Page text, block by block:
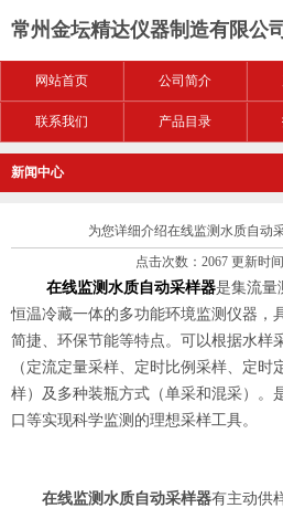
常州金坛精达仪器制造有限公司
网站首页 公司简介
联系我们 产品目录
新闻中心
为您详细介绍在线监测水质自动
点击次数：2067 更新时
在线监测水质自动采样器是集流量
恒温冷藏一体的多功能环境监测仪器，
简捷、环保节能等特点。可以根据水样
（定流定量采样、定时比例采样、定
样）及多种装瓶方式（单采和混采）。
口等实现科学监测的理想采样工具。
在线监测水质自动采样器有主动供